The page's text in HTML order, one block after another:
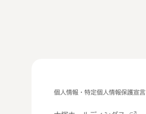
個人情報・特定個人情報保護宣言